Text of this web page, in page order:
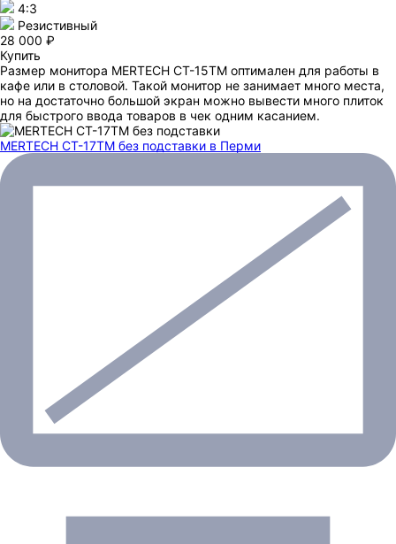
4:3
Резистивный
28 000 ₽
Купить
Размер монитора MERTECH CT-15ТM оптимален для работы в
кафе или в столовой. Такой монитор не занимает много места,
но на достаточно большой экран можно вывести много плиток
для быстрого ввода товаров в чек одним касанием.
MERTECH CT-17ТM без подставки в Перми